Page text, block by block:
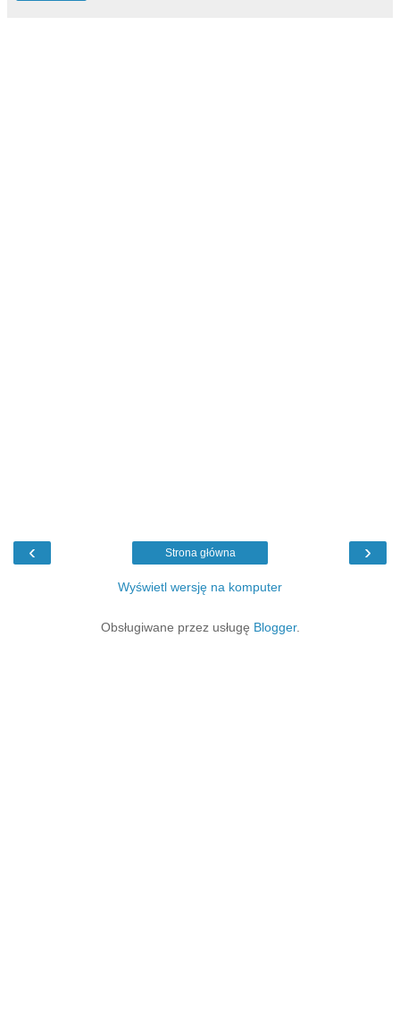
‹ ›
Strona główna
Wyświetl wersję na komputer
Obsługiwane przez usługę Blogger.